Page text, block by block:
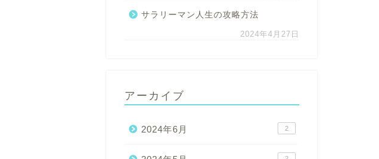
サラリーマン人生の攻略方法
2024年4月27日
アーカイブ
2024年6月 2